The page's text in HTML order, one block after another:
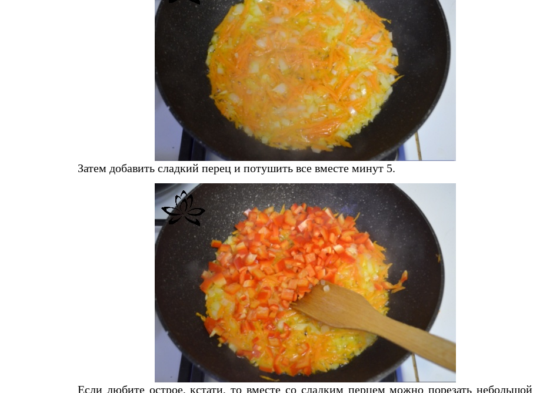
Затем добавить сладкий перец и потушить все вместе минут 5.
Если любите острое, кстати, то вместе со сладким перцем можно порезать небольшой